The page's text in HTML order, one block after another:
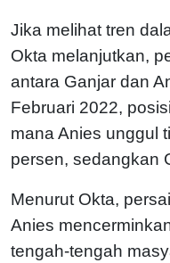
Jika melihat tren
Okta melanjutkan,
antara Ganjar dan
Februari 2022,
mana Anies unggul
persen, sedangkan
Menurut Okta,
Anies
tengah-tengah